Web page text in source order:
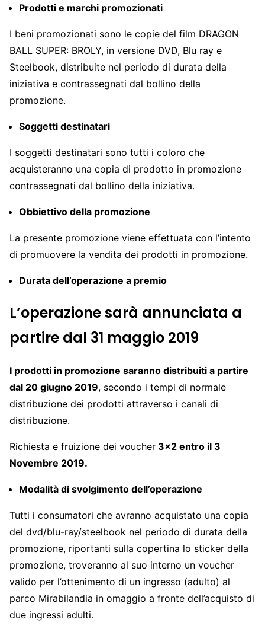
Prodotti e marchi promozionati
I beni promozionati sono le copie del film DRAGON
BALL SUPER: BROLY, in versione DVD, Blu ray e
Steelbook, distribuite nel periodo di durata della
iniziativa e contrassegnati dal bollino della
promozione.
Soggetti destinatari
I soggetti destinatari sono tutti i coloro che
acquisteranno una copia di prodotto in promozione
contrassegnati dal bollino della iniziativa.
Obbiettivo della promozione
La presente promozione viene effettuata con l’intento
di promuovere la vendita dei prodotti in promozione.
Durata dell’operazione a premio
L’operazione sarà annunciata a
partire dal 31 maggio 2019
I prodotti in promozione saranno distribuiti a partire
dal 20 giugno 2019, secondo i tempi di normale
distribuzione dei prodotti attraverso i canali di
distribuzione.
Richiesta e fruizione dei voucher 3×2 entro il 3
Novembre 2019.
Modalità di svolgimento dell’operazione
Tutti i consumatori che avranno acquistato una copia
del dvd/blu-ray/steelbook nel periodo di durata della
promozione, riportanti sulla copertina lo sticker della
promozione, troveranno al suo interno un voucher
valido per l’ottenimento di un ingresso (adulto) al
parco Mirabilandia in omaggio a fronte dell’acquisto di
due ingressi adulti.